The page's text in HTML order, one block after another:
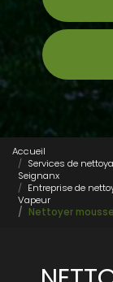
Accueil
Services de
Seignanx
Entreprise de
Vapeur
Nettoyer